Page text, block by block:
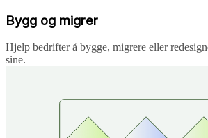
Bygg og migrer
Hjelp bedrifter å bygge, migrere eller
sine.